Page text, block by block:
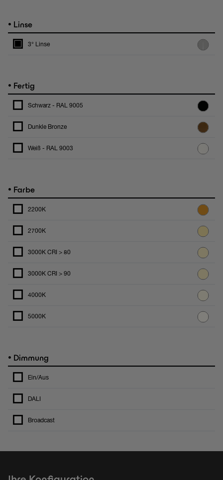
• Linse
3° Linse
• Fertig
Schwarz - RAL 9005
Dunkle Bronze
Weiß - RAL 9003
• Farbe
2200K
2700K
3000K CRI > 80
3000K CRI > 90
4000K
5000K
• Dimmung
Ein/Aus
DALI
Broadcast